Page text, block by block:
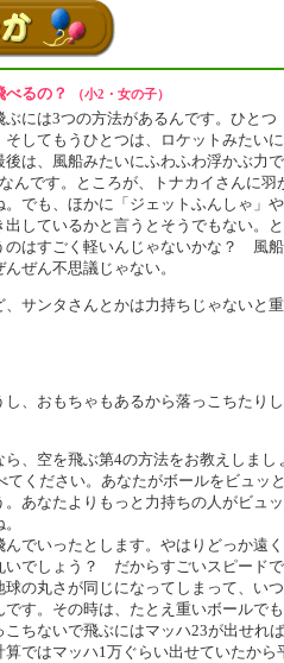
るの？ （小2・女の子）
には3つの方法があるんです。ひとつ
してもうひとつは、ロケットみたい
は、風船みたいにふわふわ浮かぶ力
んです。ところが、トナカイさんに羽
でも、ほかに「ジェットふんしゃ」や
出しているかと言うとそうでもない。
のはすごく軽いんじゃないかな？ 風
ぜん不思議じゃない。
サンタさんとかは力持ちじゃないと
、おもちゃもあるから落っこちたり
、空を飛ぶ第4の方法をお教えしまし
てください。あなたがボールをビュッ
あなたよりもっと力持ちの人がビュッ
でいったとします。やはりどっか遠
いでしょう？ だからすごいスピード
の丸さが同じになってしまって、いつ
す。その時は、たとえ重いボールで
ちないで飛ぶにはマッハ23が出せれ
ではマッハ1万ぐらい出せていたから